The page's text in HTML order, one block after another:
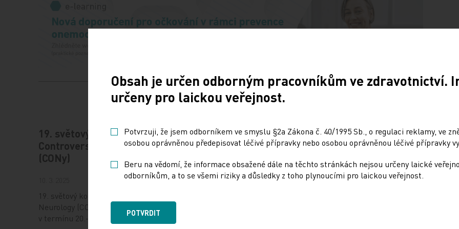
19. světový kongres
Controversies in Neurology
(CONy)
19. světový kongres Controversies in
Neurology (CONy) se bude konat
v termínu 20.–22. března 2025 v Praze.
Vystavování ePoukazů
Dnešní Poradna přináší přehled o tom,
jak funguje ePoukaz, kde ho lze
NUDZ nabízí kurs pro
dětí s úzkostí
13. 12. 2024
Národní ústav duševního
Obsah je určen odborným pracovníkům ve zdravotnictví.
určeny pro laickou veřejnost.
Potvrzuji, že jsem odborníkem ve smyslu §2a Zákona č. 40/1995 Sb., o regulaci reklamy, ve
osobou oprávněnou předepisovat léčivé přípravky nebo osobou oprávněnou léčivé přípravky
Beru na vědomí, že informace obsažené dále na těchto stránkách nejsou určeny laické
odborníkům, a to se všemi riziky a důsledky z toho plynoucími pro laickou veřejnost.
POTVRDIT